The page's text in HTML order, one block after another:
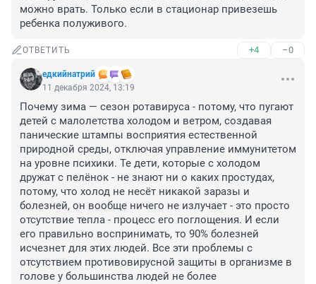
можно врать. Только если в стационар привезешь
ребенка полуживого.
ОТВЕТИТЬ +4 –0
едкийнатрий
11 декабря 2024, 13:19
Почему зима — сезон ротавируса - потому, что пугают
детей с малолетства холодом и ветром, создавая
панические штампы восприятия естественной
природной среды, отключая управление иммунитетом
на уровне психики. Те дети, которые с холодом
дружат с пелёнок - не знают ни о каких простудах,
потому, что холод не несёт никакой заразы и
болезней, он вообще ничего не излучает - это просто
отсутствие тепла - процесс его поглощения. И если
его правильно воспринимать, то 90% болезней
исчезнет для этих людей. Все эти проблемы с
отсутствием противовирусной защиты в организме в
голове у большинства людей не более